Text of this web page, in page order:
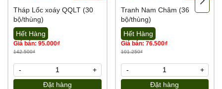
Tháp Lốc xoáy QQLT (30
bộ/thùng)
Hết Hàng
Giá bán: 95.000₫
142.500₫
Đặt hàng
- +
Tranh Nam Châm (36
bộ/thùng)
Hết Hàng
Giá bán: 76.500₫
101.250₫
Đặt hàng
- +